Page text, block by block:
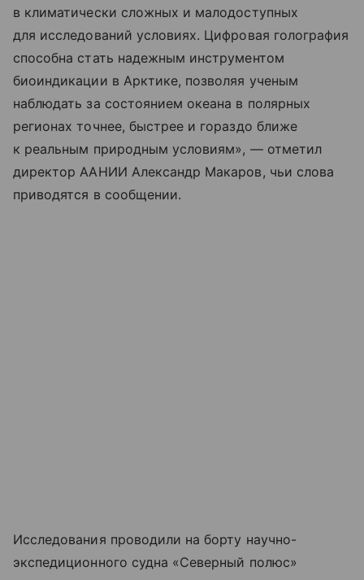
в климатически сложных и малодоступных
для исследований условиях. Цифровая голография
способна стать надежным инструментом
биоиндикации в Арктике, позволяя ученым
наблюдать за состоянием океана в полярных
регионах точнее, быстрее и гораздо ближе
к реальным природным условиям», — отметил
директор ААНИИ Александр Макаров, чьи слова
приводятся в сообщении.
Исследования проводили на борту научно-
экспедиционного судна «Северный полюс»